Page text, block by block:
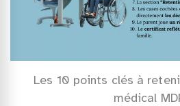
Les 10 points clés à
médical